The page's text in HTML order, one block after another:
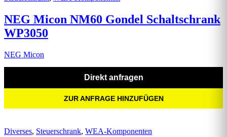
NEG Micon NM60 Gondel Schaltschrank
WP3050
NEG Micon
Direkt anfragen
ZUR ANFRAGE HINZUFÜGEN
Diverses, Steuerschrank, WEA-Komponenten